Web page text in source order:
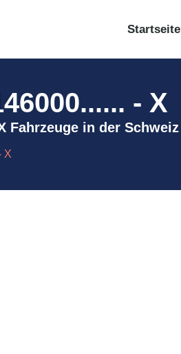
Startseite
- X
Fahrzeuge in der Schweiz
X